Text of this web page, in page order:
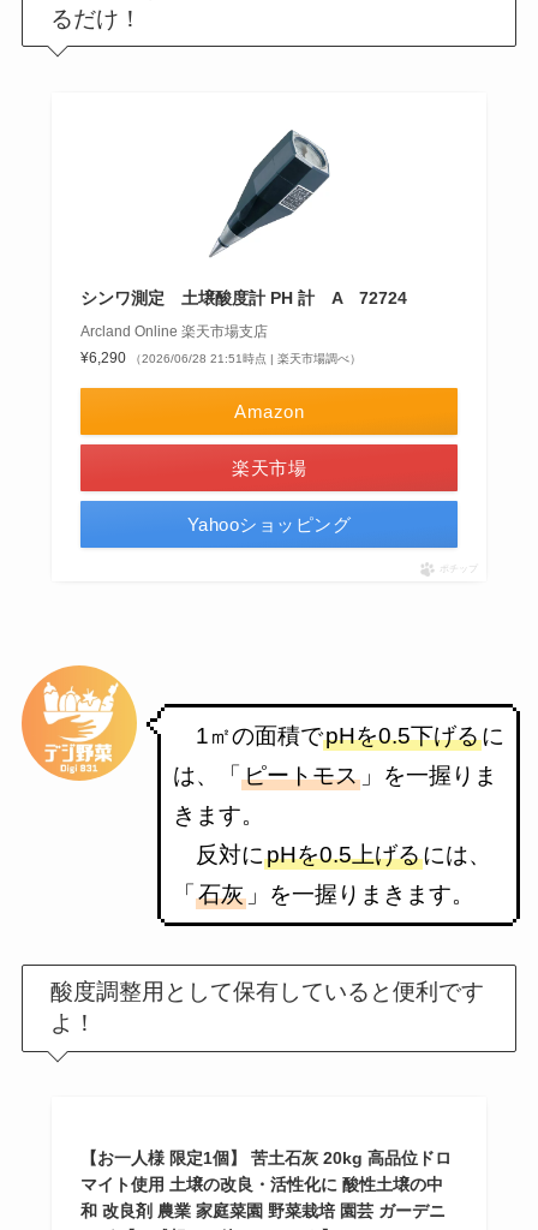
るだけ！
シンワ測定 土壌酸度計 PH 計 A 72724
Arcland Online 楽天市場支店
¥6,290
（2026/06/28 21:51時点 | 楽天市場調べ）
Amazon
楽天市場
Yahooショッピング
ポチップ
1㎡の面積でpHを0.5下げるに
は、「 ピートモス」を一握りま
きます。
反対にpHを0.5上げるには、
「 石灰」を一握りまきます。
酸度調整用として保有していると便利です
よ！
【お一人様 限定1個】 苦土石灰 20kg 高品位ドロ
マイト使用 土壌の改良・活性化に 酸性土壌の中
和 改良剤 農業 家庭菜園 野菜栽培 園芸 ガーデニ